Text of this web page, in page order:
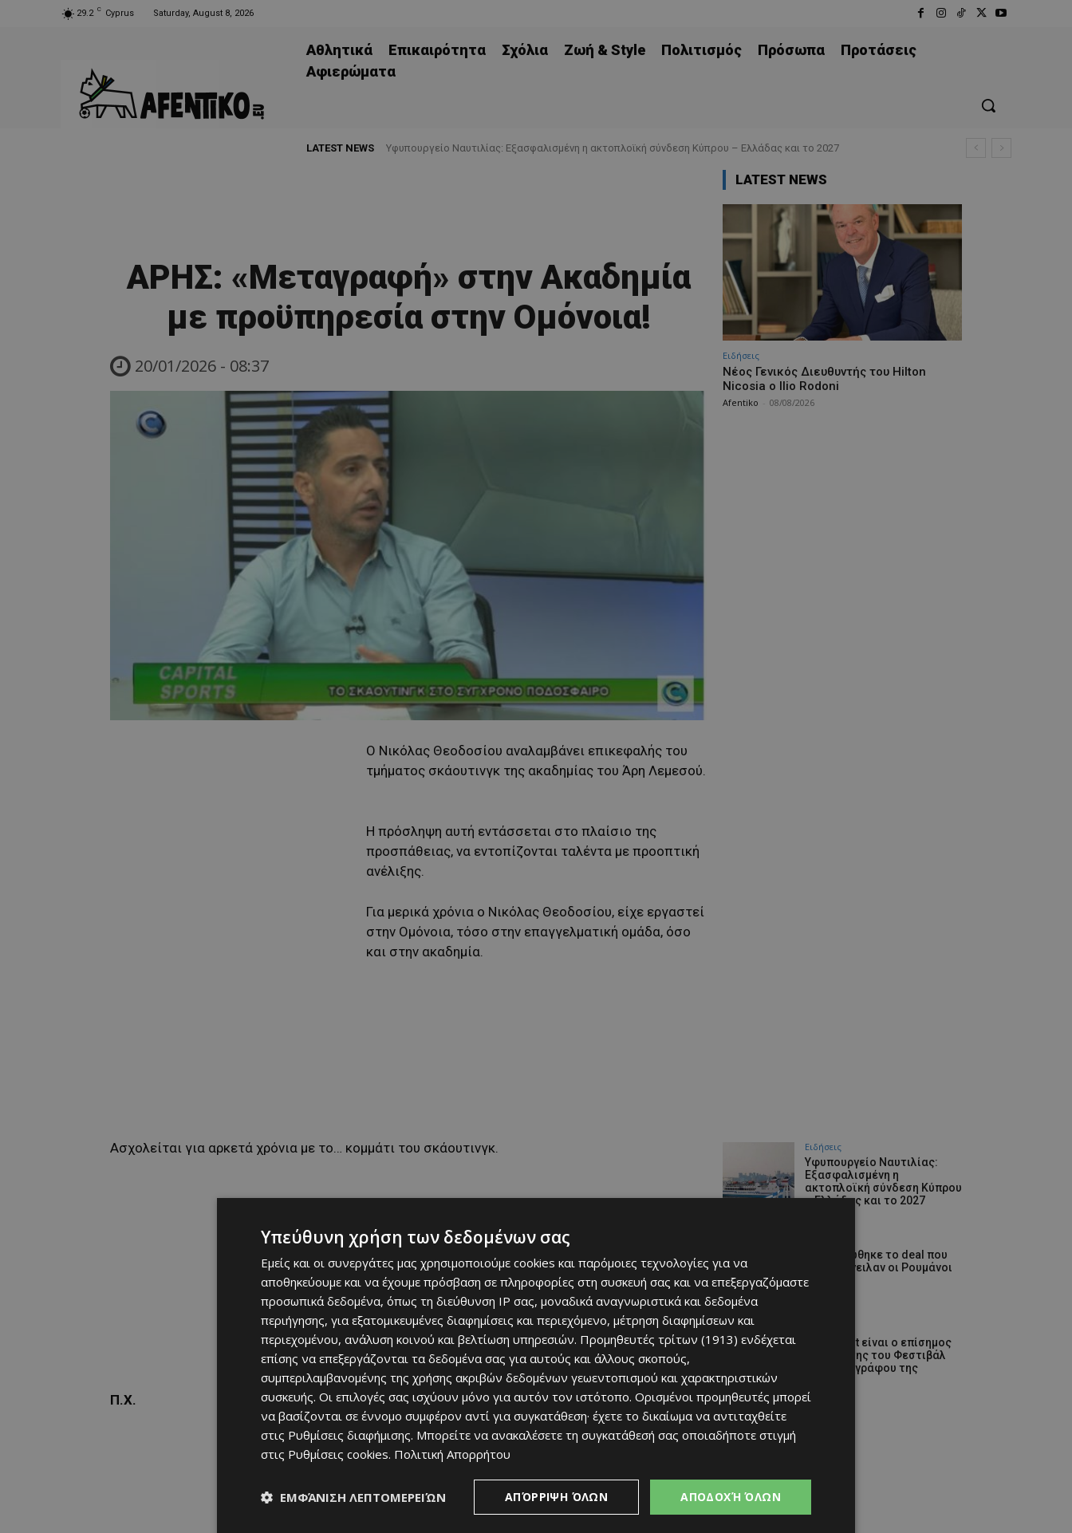
29.2 C Cyprus Saturday, August 8, 2026
Αθλητικά Επικαιρότητα Σχόλια Ζωή & Style Πολιτισμός Πρόσωπα
Προτάσεις
Aφιερώματα
LATEST NEWS Υφυπουργείο Ναυτιλίας: Εξασφαλισμένη η ακτοπλοϊκή σύνδεση Κύπρου – Ελλάδας και το 2027
ΑΡΗΣ: «Μεταγραφή» στην Ακαδημία
με προϋπηρεσία στην Ομόνοια!
20/01/2026 - 08:37
Ο Νικόλας Θεοδοσίου αναλαμβάνει επικεφαλής του
τμήματος σκάουτινγκ της ακαδημίας του Άρη Λεμεσού.
Η πρόσληψη αυτή εντάσσεται στο πλαίσιο της
προσπάθειας, να εντοπίζονται ταλέντα με προοπτική
ανέλιξης.
Για μερικά χρόνια ο Νικόλας Θεοδοσίου, είχε εργαστεί
στην Ομόνοια, τόσο στην επαγγελματική ομάδα, όσο
και στην ακαδημία.
Ασχολείται για αρκετά χρόνια με το… κομμάτι του σκάουτινγκ.
Π.Χ.
LATEST NEWS
Ειδήσεις
Νέος Γενικός Διευθυντής του Hilton
Nicosia ο Ilio Rodoni
Afentiko 08/08/2026
Ειδήσεις
Υφυπουργείο Ναυτιλίας:
Εξασφαλισμένη η
ακτοπλοϊκή σύνδεση Κύπρου
– Ελλάδας και το 2027
Aνακοινώθηκε το deal που
προανήγγειλαν οι Ρουμάνοι
08/08/2026
Η Peugeot είναι ο επίσημος
συνεργάτης του Φεστιβάλ
Κινηματογράφου της
08/08/2026
Υπεύθυνη χρήση των δεδομένων σας
Εμείς και οι συνεργάτες μας χρησιμοποιούμε cookies και παρόμοιες τεχνολογίες για να
αποθηκεύουμε και να έχουμε πρόσβαση σε πληροφορίες στη συσκευή σας και να επεξεργαζόμαστε
προσωπικά δεδομένα, όπως τη διεύθυνση IP σας, μοναδικά αναγνωριστικά και δεδομένα
περιήγησης, για εξατομικευμένες διαφημίσεις και περιεχόμενο, μέτρηση διαφημίσεων και
περιεχομένου, ανάλυση κοινού και βελτίωση υπηρεσιών. Προμηθευτές τρίτων (1913) ενδέχεται
επίσης να επεξεργάζονται τα δεδομένα σας για αυτούς και άλλους σκοπούς,
συμπεριλαμβανομένης της χρήσης ακριβών δεδομένων γεωεντοπισμού και χαρακτηριστικών
συσκευής. Οι επιλογές σας ισχύουν μόνο για αυτόν τον ιστότοπο. Ορισμένοι προμηθευτές μπορεί
να βασίζονται σε έννομο συμφέρον αντί για συγκατάθεση· έχετε το δικαίωμα να αντιταχθείτε
στις Ρυθμίσεις διαφήμισης. Μπορείτε να ανακαλέσετε τη συγκατάθεσή σας οποιαδήποτε στιγμή
στις Ρυθμίσεις cookies. Πολιτική Απορρήτου
ΑΠΟΔΟΧΉ ΌΛΩΝ
ΑΠΌΡΡΙΨΗ ΌΛΩΝ
ΕΜΦΆΝΙΣΗ ΛΕΠΤΟΜΕΡΕΙΏΝ